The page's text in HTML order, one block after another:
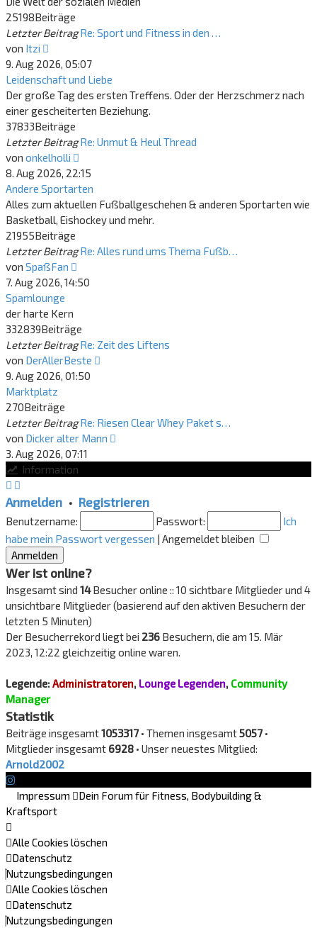
25198Beiträge
Letzter Beitrag Re: Sport und Fitness in den …
von Itzi
Beitrag
9. Aug 2026, 05:07
Leidenschaft und Liebe
Der große Tag des ersten Treffens. Oder der Herzschmerz nach
einer gescheiterten Beziehung.
37833Beiträge
Letzter Beitrag Re: Unmut & Heul Thread
von onkelholli
Beitrag
8. Aug 2026, 22:15
Andere Sportarten
Alles zum aktuellen Fußballgeschehen & anderen Sportarten wie
Basketball, Eishockey und mehr.
21955Beiträge
Letzter Beitrag Re: Alles rund ums Thema Fußb…
von SpaßFan
Beitrag
7. Aug 2026, 14:50
Spamlounge
der harte Kern
332839Beiträge
Letzter Beitrag Re: Zeit des Liftens
von DerAllerBeste
9. Aug 2026, 01:50
Marktplatz
270Beiträge
Letzter Beitrag Re: Riesen Clear Whey Paket s…
von Dicker alter Mann
3. Aug 2026, 07:11
Information
Anmelden • Registrieren
Benutzername: Passwort:
Ich
habe mein Passwort vergessen | Angemeldet bleiben
Wer ist online?
Insgesamt sind 14Besucher online :: 10 sichtbare Mitglieder und 4
unsichtbare Mitglieder (basierend auf den aktiven Besuchern der
letzten 5 Minuten)
Der Besucherrekord liegt bei 236 Besuchern, die am 15. Mär
2023, 12:22 gleichzeitig online waren.
Legende:Administratoren, Lounge Legenden, Community
Manager
Statistik
Beiträge insgesamt1053317• Themen insgesamt5057•
Mitglieder insgesamt 6928 • Unser neuestes Mitglied:
Arnold2002
Impressum
Dein Forum für Fitness, Bodybuilding &
Kraftsport
Alle Cookies löschen
Datenschutz
Nutzungsbedingungen
Alle Cookies löschen
Datenschutz
Nutzungsbedingungen